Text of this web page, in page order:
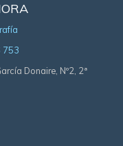
753
Donaire, Nº2, 2ª